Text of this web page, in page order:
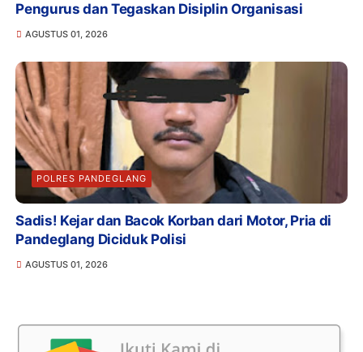
Pengurus dan Tegaskan Disiplin Organisasi
AGUSTUS 01, 2026
POLRES PANDEGLANG
Sadis! Kejar dan Bacok Korban dari Motor, Pria di
Pandeglang Diciduk Polisi
AGUSTUS 01, 2026